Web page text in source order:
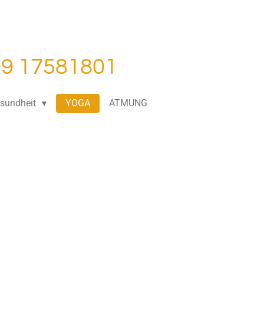
17581801
YOGA ATMUNG